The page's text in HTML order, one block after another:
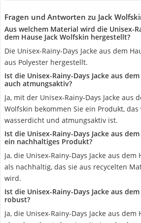
Fragen und Antworten zu Jack
Aus welchem Material wird die Unisex-
dem Hause Jack Wolfskin hergestellt?
Die Unisex-Rainy-Days Jacke aus dem
aus Polyester hergestellt.
Ist die Unisex-Rainy-Days Jacke aus
auch atmungsaktiv?
Ja, mit der Unisex-Rainy-Days Jacke aus
Wolfskin bekommen Sie ein Produkt,
wasserdicht und atmungsaktiv ist.
Ist die Unisex-Rainy-Days Jacke aus
ein nachhaltiges Produkt?
Ja, die Unisex-Rainy-Days Jacke aus
als nachhaltig, das sie aus recycelten
wird.
Ist die Unisex-Rainy-Days Jacke aus
robust?
Ja, die Unisex-Rainy-Days Jacke aus